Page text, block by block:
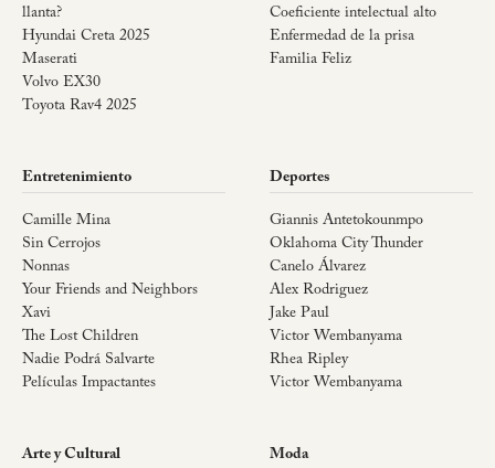
llanta?
Hyundai Creta 2025
Maserati
Volvo EX30
Toyota Rav4 2025
Coeficiente intelectual alto
Enfermedad de la prisa
Familia Feliz
Entretenimiento
Camille Mina
Sin Cerrojos
Nonnas
Your Friends and Neighbors
Xavi
The Lost Children
Nadie Podrá Salvarte
Películas Impactantes
Deportes
Giannis Antetokounmpo
Oklahoma City Thunder
Canelo Álvarez
Alex Rodriguez
Jake Paul
Victor Wembanyama
Rhea Ripley
Victor Wembanyama
Arte y Cultural Moda